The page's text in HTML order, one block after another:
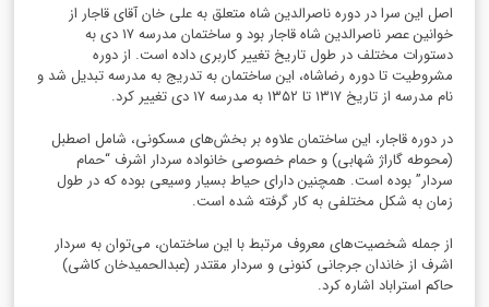
اصل این سرا در دوره ناصرالدین شاه متعلق به علی خان آقای قاجار از
خوانین عصر ناصرالدین شاه قاجار بود و ساختمان مدرسه۱۷دی به
دستورات مختلف در طول تاریخ تغییر کاربری داده است. از دوره
مشروطیت تا دوره رضاشاه، این ساختمان به تدریج به مدرسه تبدیل شد و
نام مدرسه از تاریخ۱۳۱۷تا ۱۳۵۲به مدرسه۱۷دی تغییر کرد.
در دوره قاجار، این ساختمان علاوه بر بخش‌های مسکونی، شامل اصطبل
(محوطه گاراژ شهابی) وحمام خصوصی خانواده سردار اشرف “حمام
سردار” بوده است. همچنین دارای حیاط بسیار وسیعی بوده که در طول
زمان به شکل مختلفی به کار گرفته شده است.
از جمله شخصیت‌های معروف مرتبط با این ساختمان، می‌توان به سردار
اشرف از خاندان جرجانی کنونی و سردار مقتدر (عبدالحمیدخان کاشی)
حاکم استراباد اشاره کرد.